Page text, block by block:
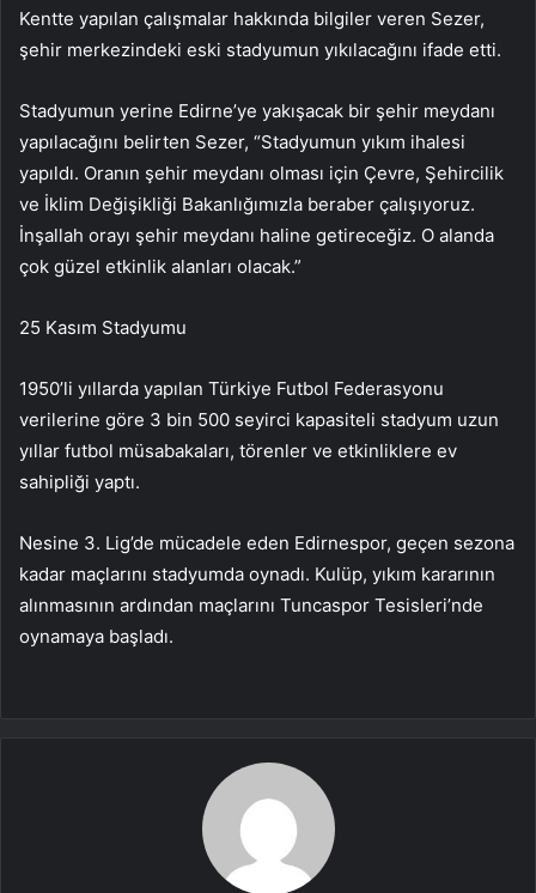
Kentte yapılan çalışmalar hakkında bilgiler veren Sezer,
şehir merkezindeki eski stadyumun yıkılacağını ifade etti.
Stadyumun yerine Edirne’ye yakışacak bir şehir meydanı
yapılacağını belirten Sezer, “Stadyumun yıkım ihalesi
yapıldı. Oranın şehir meydanı olması için Çevre, Şehircilik
ve İklim Değişikliği Bakanlığımızla beraber çalışıyoruz.
İnşallah orayı şehir meydanı haline getireceğiz. O alanda
çok güzel etkinlik alanları olacak.”
25 Kasım Stadyumu
1950’li yıllarda yapılan Türkiye Futbol Federasyonu
verilerine göre 3 bin 500 seyirci kapasiteli stadyum uzun
yıllar futbol müsabakaları, törenler ve etkinliklere ev
sahipliği yaptı.
Nesine 3. Lig’de mücadele eden Edirnespor, geçen sezona
kadar maçlarını stadyumda oynadı. Kulüp, yıkım kararının
alınmasının ardından maçlarını Tuncaspor Tesisleri’nde
oynamaya başladı.